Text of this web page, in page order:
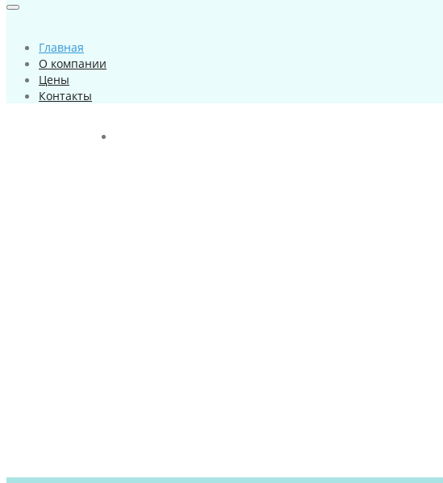
Главная
О компании
Цены
Контакты